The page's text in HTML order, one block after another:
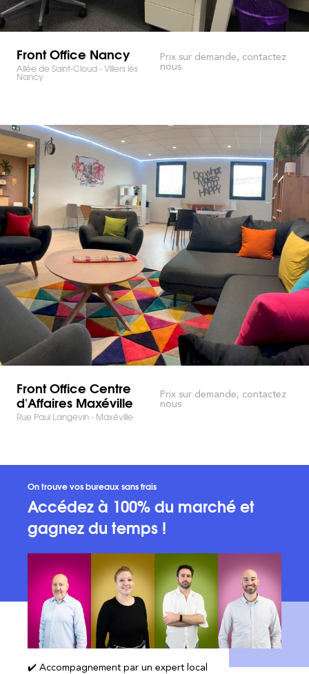
Front Office Nancy
Allée de Saint-Cloud - Villers lès
Nancy
Prix sur demande, contactez
nous
Front Office Centre
d'Affaires Maxéville
Rue Paul Langevin - Maxéville
Prix sur demande, contactez
nous
On trouve vos bureaux sans frais
Accédez à 100% du marché et
gagnez du temps !
✔️ Accompagnement par un expert local